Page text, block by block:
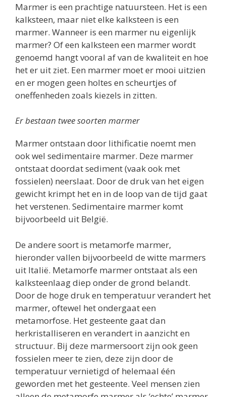
Marmer is een prachtige natuursteen. Het is een
kalksteen, maar niet elke kalksteen is een
marmer. Wanneer is een marmer nu eigenlijk
marmer? Of een kalksteen een marmer wordt
genoemd hangt vooral af van de kwaliteit en hoe
het er uit ziet. Een marmer moet er mooi uitzien
en er mogen geen holtes en scheurtjes of
oneffenheden zoals kiezels in zitten.
Er bestaan twee soorten marmer
Marmer ontstaan door lithificatie noemt men
ook wel sedimentaire marmer. Deze marmer
ontstaat doordat sediment (vaak ook met
fossielen) neerslaat. Door de druk van het eigen
gewicht krimpt het en in de loop van de tijd gaat
het verstenen. Sedimentaire marmer komt
bijvoorbeeld uit België.
De andere soort is metamorfe marmer,
hieronder vallen bijvoorbeeld de witte marmers
uit Italië. Metamorfe marmer ontstaat als een
kalksteenlaag diep onder de grond belandt.
Door de hoge druk en temperatuur verandert het
marmer, oftewel het ondergaat een
metamorfose. Het gesteente gaat dan
herkristalliseren en verandert in aanzicht en
structuur. Bij deze marmersoort zijn ook geen
fossielen meer te zien, deze zijn door de
temperatuur vernietigd of helemaal één
geworden met het gesteente. Veel mensen zien